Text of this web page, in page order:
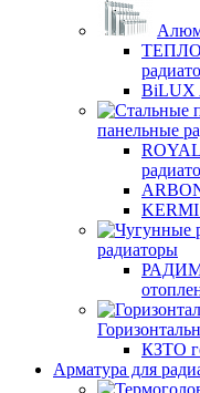
BiLUX
панельные
KERMI
радиаторы
КЗТО
Арматура для